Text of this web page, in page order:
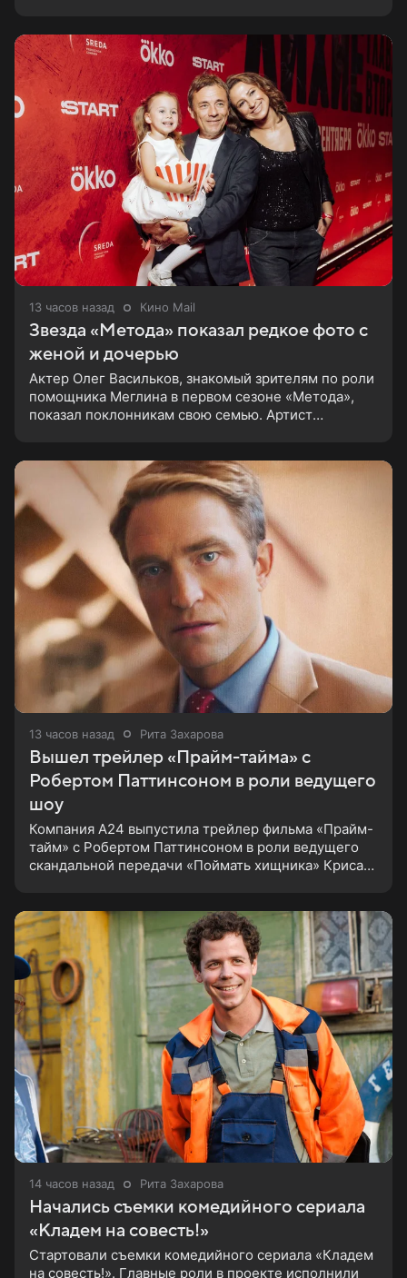
13 часов назад Кино Mail
Звезда «Метода» показал редкое фото с
женой и дочерью
Актер Олег Васильков, знакомый зрителям по роли
помощника Меглина в первом сезоне «Метода»,
показал поклонникам свою семью. Артист
13 часов назад Рита Захарова
Вышел трейлер «Прайм-тайма» с
Робертом Паттинсоном в роли ведущего
шоу
Компания A24 выпустила трейлер фильма «Прайм-
тайм» с Робертом Паттинсоном в роли ведущего
скандальной передачи «Поймать хищника» Криса
14 часов назад Рита Захарова
Начались съемки комедийного сериала
«Кладем на совесть!»
Стартовали съемки комедийного сериала «Кладем
на совесть!». Главные роли в проекте исполнили